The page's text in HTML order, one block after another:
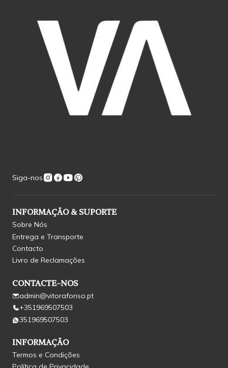
Siga-nos
INFORMAÇÃO & SUPORTE
Sobre Nós
Entrega e Transporte
Contacto
Livro de Reclamações
CONTACTE-NOS
admin@vitorafonso.pt
+351969507503
351969507503
INFORMAÇÃO
Termos e Condições